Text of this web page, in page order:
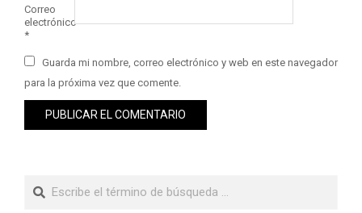
Correo
electrónico
*
Guarda mi nombre, correo electrónico y web en este navegador
para la próxima vez que comente.